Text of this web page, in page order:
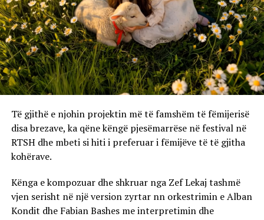
Të gjithë e njohin projektin më të famshëm të fëmijerisë
disa brezave, ka qëne këngë pjesëmarrëse në festival në
RTSH dhe mbeti si hiti i preferuar i fëmijëve të të gjitha
kohërave.
Kënga e kompozuar dhe shkruar nga Zef Lekaj tashmë
vjen serisht në një version zyrtar nn orkestrimin e Alban
Kondit dhe Fabian Bashes me interpretimin dhe